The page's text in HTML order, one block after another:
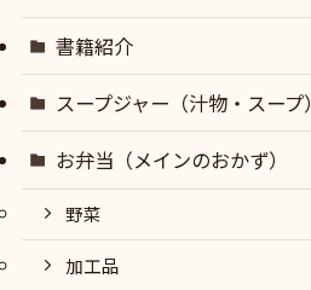
書籍紹介
スープジャー（汁物・スープ）
お弁当（メインのおかず）
野菜
加工品